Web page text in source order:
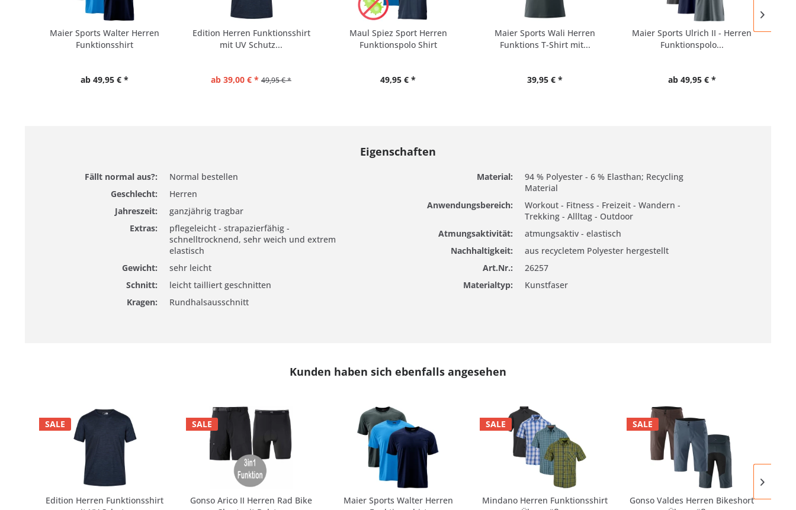
Maier Sports Walter Herren
Funktionsshirt
ab 49,95 € *
Edition Herren Funktionsshirt
mit UV Schutz...
ab 39,00 € * 49,95 € *
Maul Spiez Sport Herren
Funktionspolo Shirt
49,95 € *
Maier Sports Wali Herren
Funktions T-Shirt mit...
39,95 € *
Maier Sports Ulrich II - Herren
Funktionspolo...
ab 49,95 € *
Eigenschaften
Fällt normal aus?:
Normal bestellen
Geschlecht:
Herren
Jahreszeit:
ganzjährig tragbar
Extras:
pflegeleicht - strapazierfähig -
schnelltrocknend, sehr weich und extrem
elastisch
Gewicht:
sehr leicht
Schnitt:
leicht tailliert geschnitten
Kragen:
Rundhalsausschnitt
Material:
94 % Polyester - 6 % Elasthan; Recycling
Material
Anwendungsbereich:
Workout - Fitness - Freizeit - Wandern -
Trekking - Allltag - Outdoor
Atmungsaktivität:
atmungsaktiv - elastisch
Nachhaltigkeit:
aus recycletem Polyester hergestellt
Art.Nr.:
26257
Materialtyp:
Kunstfaser
Kunden haben sich ebenfalls angesehen
SALE
Edition Herren Funktionsshirt
SALE
Gonso Arico II Herren Rad Bike
Maier Sports Walter Herren
SALE
Mindano Herren Funktionsshirt
SALE
Gonso Valdes Herren Bikeshort